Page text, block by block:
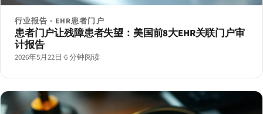
行业报告 · EHR患者门户
患者门户让残障患者失望：美国前8大EHR关联门户审
计报告
2026年5月22日·6 分钟阅读